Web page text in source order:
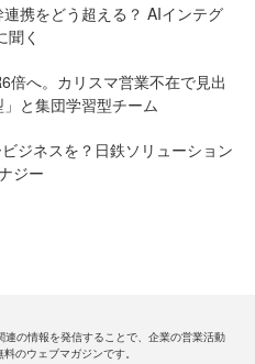
携をどう超える？ AIインテグ
聞く
倍へ。カリスマ営業不在で見出
と集団学習型チーム
ジネスを？日鉄ソリューション
ジー
連の情報を発信することで、企業の営業活動
のウェブマガジンです。